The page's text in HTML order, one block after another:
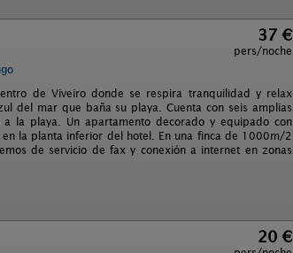
37 €
pers/noche
de Viveiro donde se respira tranquilidad y relax
del mar que baña su playa. Cuenta con seis amplias
la playa. Un apartamento decorado y equipado con
la planta inferior del hotel. En una finca de 1000m/2
de servicio de fax y conexión a internet en zonas
20 €